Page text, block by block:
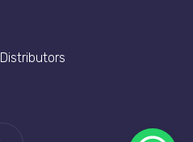
Distributors